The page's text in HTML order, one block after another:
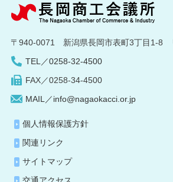
〒940-0071 新潟県長岡市表町3丁目1-8
TEL／0258-32-4500
FAX／0258-34-4500
MAIL／info@nagaokacci.or.jp
個人情報保護方針
関連リンク
サイトマップ
交通アクセス